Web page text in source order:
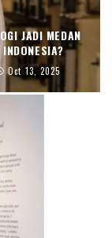
JADI MEDAN
Oct 13, 2025